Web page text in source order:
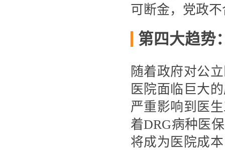
可断金，党政
第四大趋势
随着政府对公
医院面临巨大
严重影响到医
着DRG病种医
将成为医院成